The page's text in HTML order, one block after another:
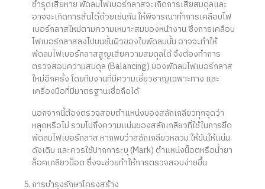
ชำรุดเสียหาย พัดลมไฟเบอร์กลาสจะเกิดการเสียสมดุลและ
อาจจะเกิดการสั่นได้ด้วยเช่นกัน ให้พิจารณาทำการเคลือบไฟ
เบอร์กลาสใหม่ตามความเหมาะสมของหน้างาน ซึ่งการเคลือบ
ไฟเบอร์กลาสลงไปบนชั้นผิวของใบพัดลมนั้น อาจจะทำให้
พัดลมไฟเบอร์กลาสสูญเสียความสมดุลได้ จึงต้องทำการ
ตรวจสอบความสมดุล (Balancing) ของพัดลมไฟเบอร์กลาส
ใหม่อีกครั้ง โดยทีมงานที่มีความเชี่ยวชาญเฉพาะทาง และ
เครื่องมือที่มีมาตรฐานเชื่อถือได้
นอกจากนี้ต้องตรวจสอบตำแหน่งของสลักเกลียวทุกจุดว่า
หลุดหรือไม่ รวมไปถึงความแน่นของสลักเกลียวที่ใช้ในการยึด
พัดลมไฟเบอร์กลาส หากพบว่าสลักเกลียวหลวม ให้ขันให้แน่น
ดังเดิม และควรใช้ปากการะบุ (Mark) ตำแหน่งน็อตหรือน้ำยา
ล็อคเกลียวน็อต ซึ่งจะช่วยทำให้การตรวจสอบง่ายขึ้น
การบำรุงรักษาโครงสร้าง